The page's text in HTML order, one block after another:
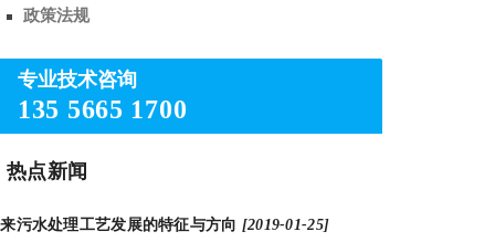
政策法规
专业技术咨询
135 5665 1700
热点新闻
污水处理工艺发展的特征与方向 [2019-01-25]